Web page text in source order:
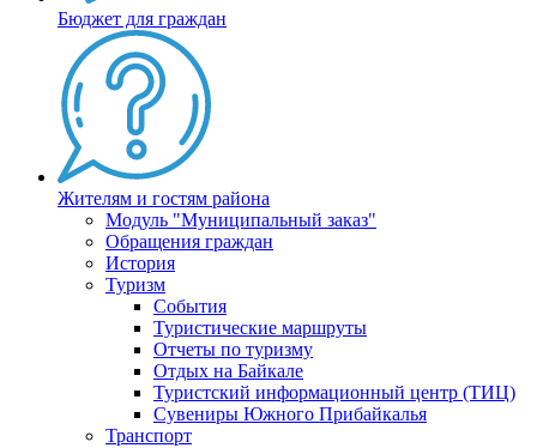
Бюджет для граждан
Жителям и гостям района
Модуль "Муниципальный заказ"
Обращения граждан
История
Туризм
События
Туристические маршруты
Отчеты по туризму
Отдых на Байкале
Туристский информационный центр (ТИЦ)
Сувениры Южного Прибайкалья
Транспорт